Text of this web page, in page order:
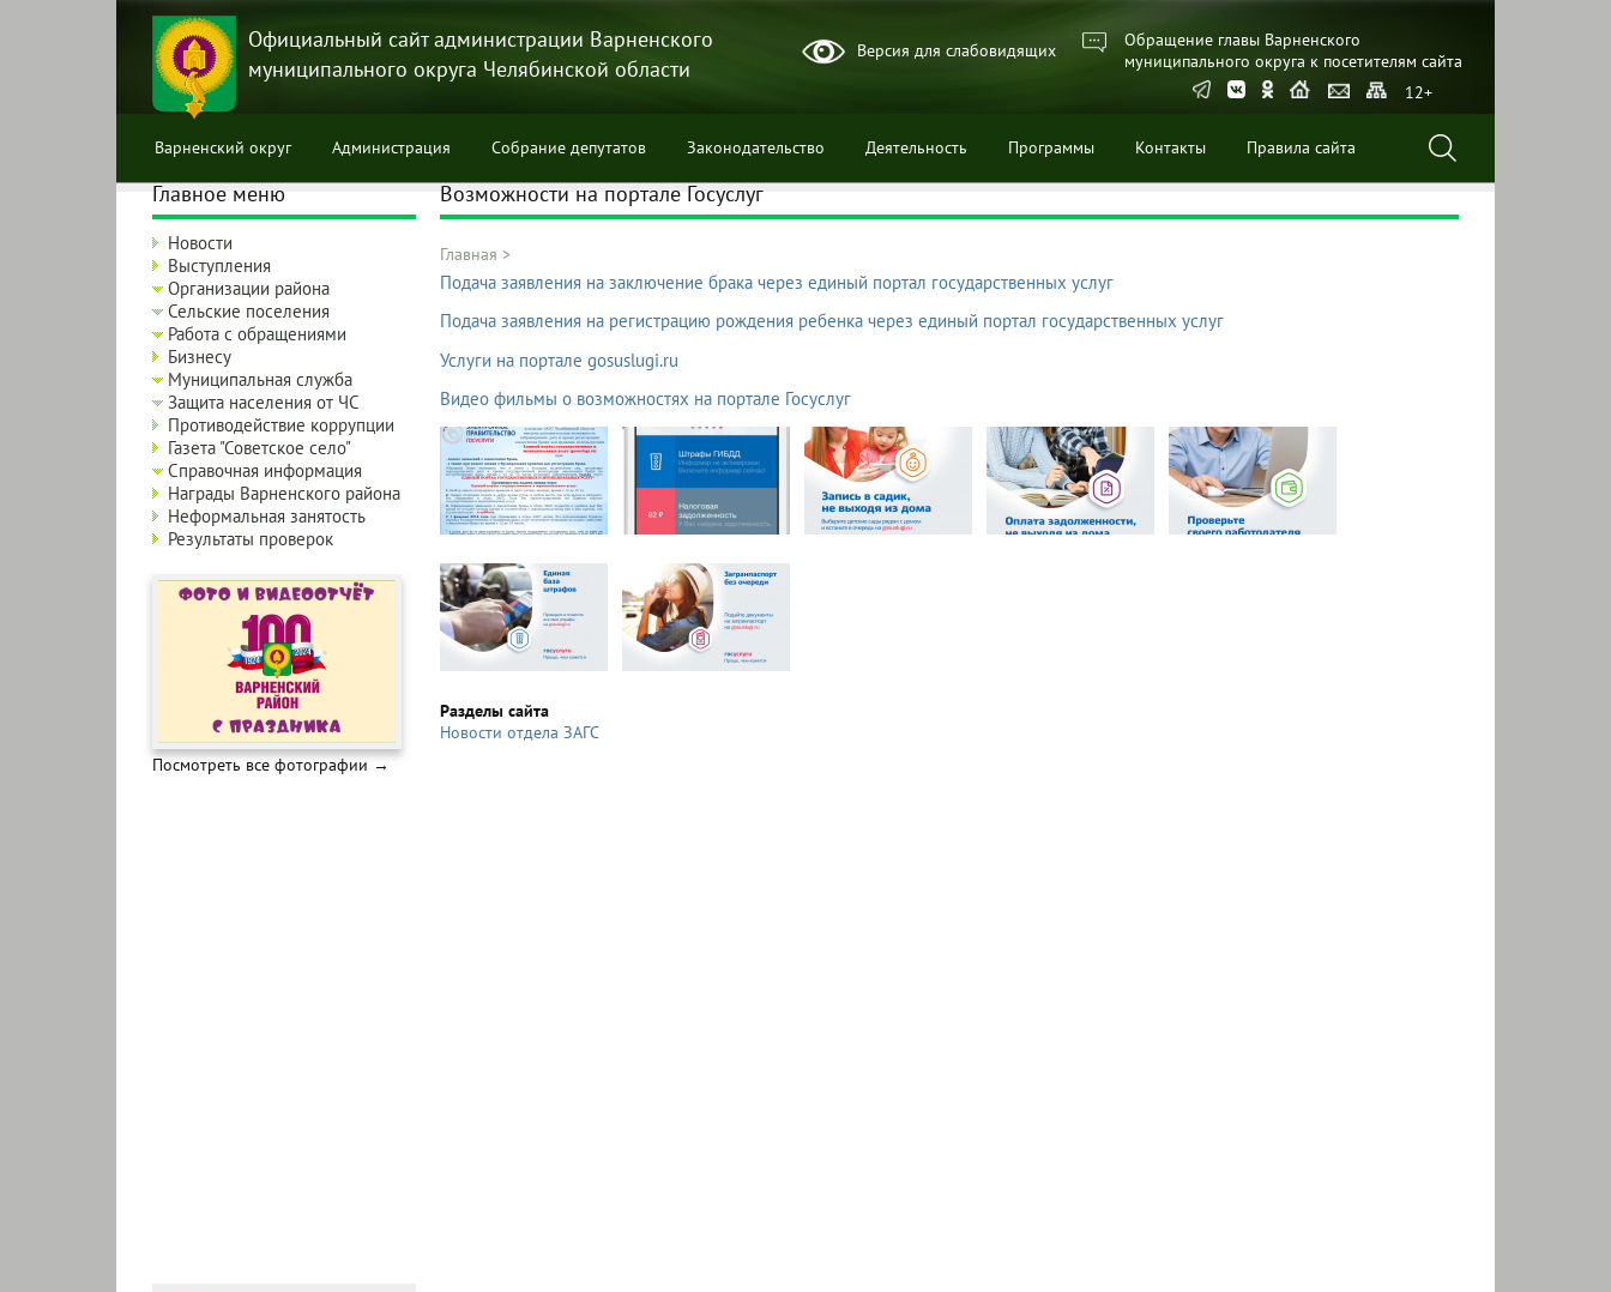
Официальный сайт администрации Варненского
муниципального округа Челябинской области
Версия для слабовидящих
Обращение главы Варненского
муниципального округа к посетителям сайта
12+
Варненский округ Администрация Собрание депутатов Законодательство Деятельность Программы Контакты Правила сайта
Возможности на портале Госуслуг
Строка
навигации
Главная >
Подача заявления на заключение брака через единый портал государственных услуг
Подача заявления на регистрацию рождения ребенка через единый портал государственных услуг
Услуги на портале gosuslugi.ru
Видео фильмы о возможностях на портале Госуслуг
Разделы сайта
Новости отдела ЗАГС
Главное меню
Новости
Выступления
Организации района
Сельские поселения
Работа с обращениями
Бизнесу
Муниципальная служба
Защита населения от ЧС
Противодействие коррупции
Газета "Советское село"
Справочная информация
Награды Варненского района
Неформальная занятость
Результаты проверок
Посмотреть все фотографии →